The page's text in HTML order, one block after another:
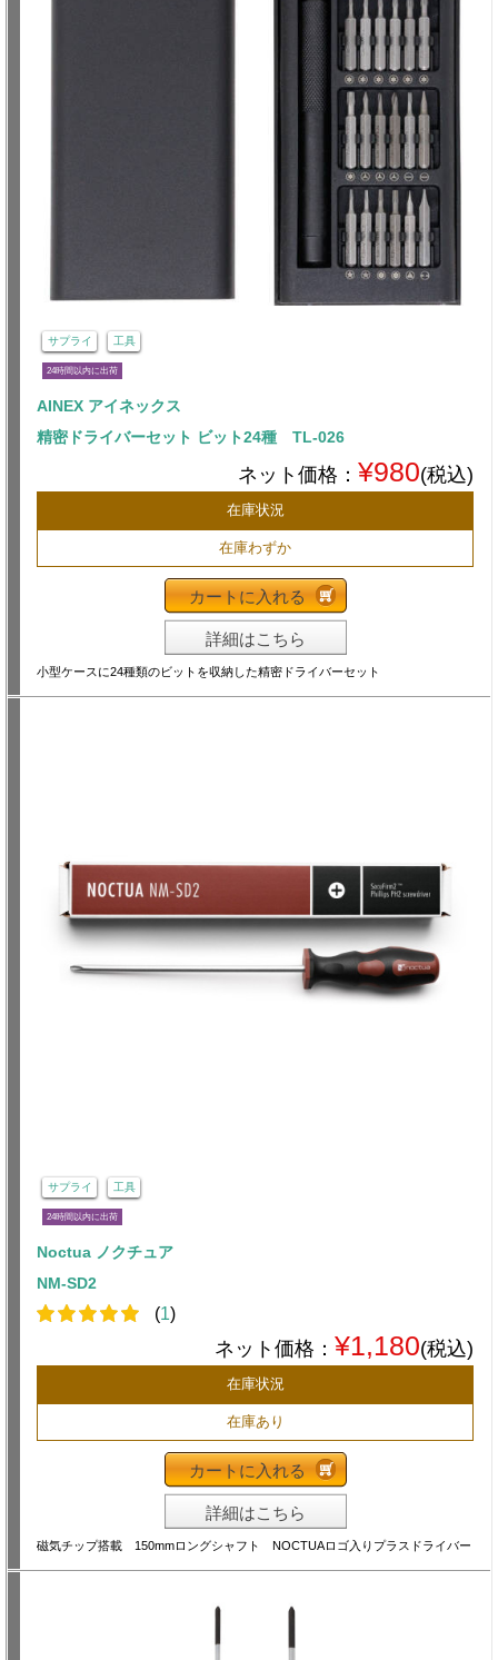
サプライ 工具
24時間以内に出荷
AINEX アイネックス
精密ドライバーセット ビット24種 TL-026
ネット価格： ¥980(税込)
在庫状況
在庫わずか
カートに入れる
詳細はこちら
小型ケースに24種類のビットを収納した精密ドライバーセット
サプライ 工具
24時間以内に出荷
Noctua ノクチュア
NM-SD2
(1)
ネット価格： ¥1,180(税込)
在庫状況
在庫あり
カートに入れる
詳細はこちら
磁気チップ搭載 150mmロングシャフト NOCTUAロゴ入りプラスドライバー